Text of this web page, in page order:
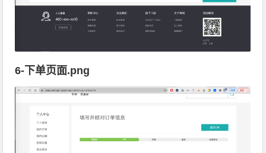
6-下单页面.png